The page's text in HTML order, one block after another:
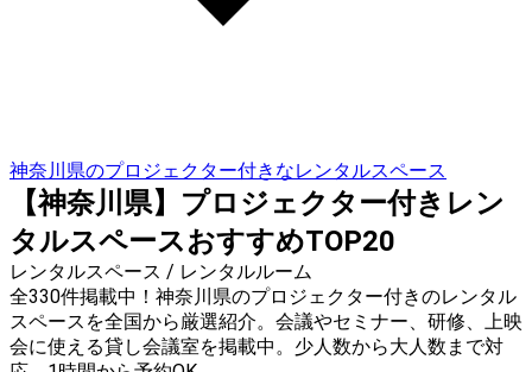
神奈川県のプロジェクター付きなレンタルスペース
【神奈川県】プロジェクター付きレン
タルスペースおすすめTOP20
レンタルスペース / レンタルルーム
全330件掲載中！神奈川県のプロジェクター付きのレンタル
スペースを全国から厳選紹介。会議やセミナー、研修、上映
会に使える貸し会議室を掲載中。少人数から大人数まで対